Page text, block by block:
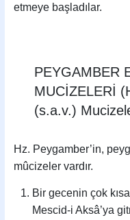
etmeye başladılar.
PEYGAMBER
MUCİZELERİ
(s.a.v.)
Hz. Peygamber’in,
mûcizeler vardır.
Bir gecenin çok
Mescid-i Aksâ’ya